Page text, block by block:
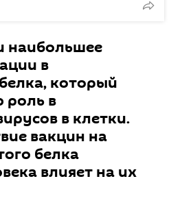
наибольшее
в
который
роль в
в клетки.
вакцин на
белка
влияет на их